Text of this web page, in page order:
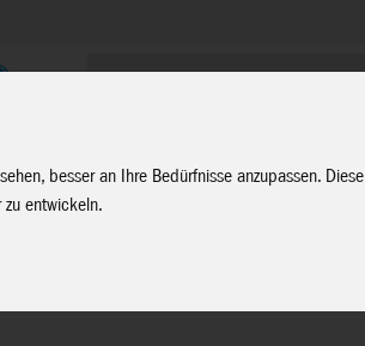
besser an Ihre Bedürfnisse anzupassen. Diese
zu entwickeln.